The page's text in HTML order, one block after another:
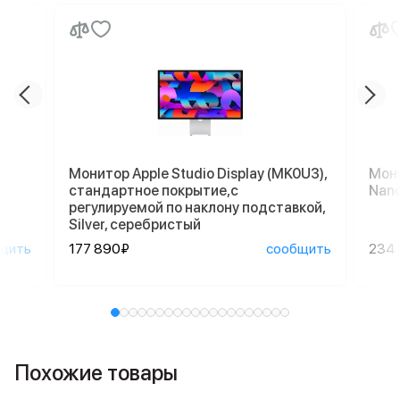
Монитор Apple Studio Display (MK0U3),
стандартное покрытие,с
регулируемой по наклону подставкой,
Silver, серебристый
177 890₽
сообщить 234
Похожие товары